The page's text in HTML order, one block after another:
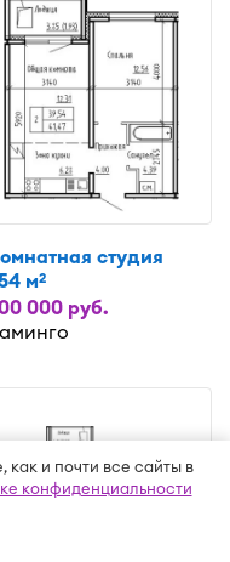
как и почти все сайты в
конфиденциальности
студия
м2
000 руб.